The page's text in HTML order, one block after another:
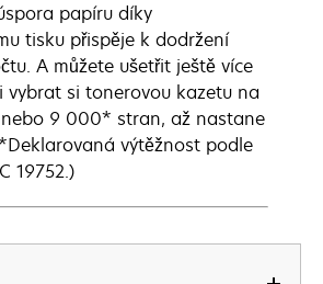
papíru díky
tisku přispěje k dodržení
A můžete ušetřit ještě více
vybrat si tonerovou kazetu na
9 000* stran, až nastane
výtěžnost podle
19752.)